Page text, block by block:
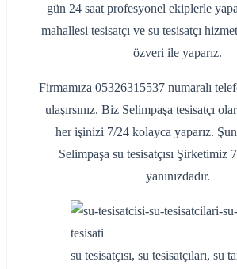
gün 24 saat profesyonel ekiplerle
mahallesi tesisatçı ve su tesisatçı
özveri ile yaparız.
Firmamıza 05326315537 numaralı
ulaşırsınız. Biz Selimpaşa tesisatçı
her işinizi 7/24 kolayca yaparız.
Selimpaşa su tesisatçısı Şirketimiz
yanınızdadır.
su tesisatçısı, su tesisatçıları, su